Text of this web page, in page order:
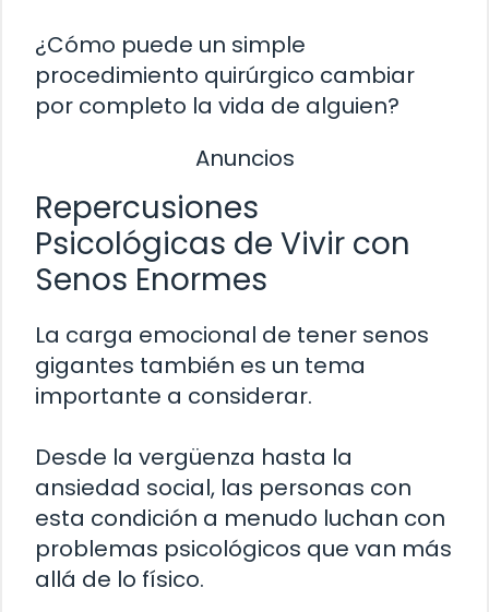
¿Cómo puede un simple
procedimiento quirúrgico cambiar
por completo la vida de alguien?
Anuncios
Repercusiones
Psicológicas de Vivir con
Senos Enormes
La carga emocional de tener senos
gigantes también es un tema
importante a considerar.
Desde la vergüenza hasta la
ansiedad social, las personas con
esta condición a menudo luchan con
problemas psicológicos que van más
allá de lo físico.